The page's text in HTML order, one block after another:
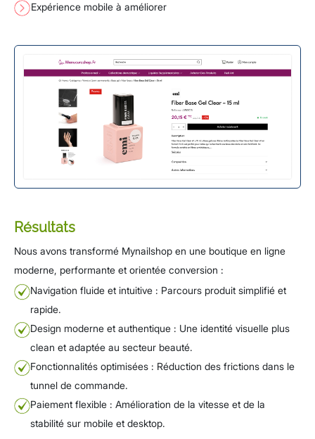
Expérience mobile à améliorer
Résultats
Nous avons transformé Mynailshop en une boutique en ligne
moderne, performante et orientée conversion :
Navigation fluide et intuitive : Parcours produit simplifié et
rapide.
Design moderne et authentique : Une identité visuelle plus
clean et adaptée au secteur beauté.
Fonctionnalités optimisées : Réduction des frictions dans le
tunnel de commande.
Paiement flexible : Amélioration de la vitesse et de la
stabilité sur mobile et desktop.